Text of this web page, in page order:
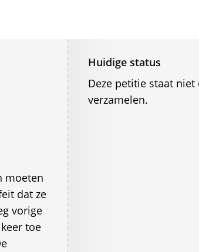
moeten
dat ze
vorige
toe
Huidige status
Deze petitie staat
verzamelen.